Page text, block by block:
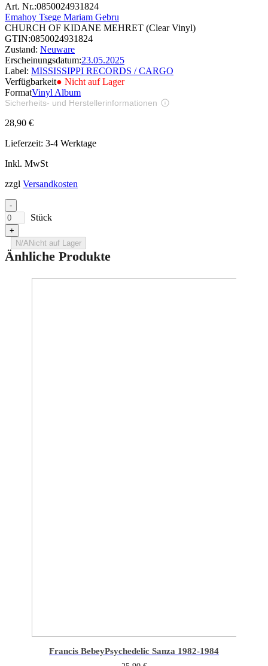
Art. Nr.:0850024931824
Emahoy Tsege Mariam Gebru
CHURCH OF KIDANE MEHRET (Clear Vinyl)
GTIN:0850024931824
Zustand: Neuware
Erscheinungsdatum:23.05.2025
Label: MISSISSIPPI RECORDS / CARGO
Verfügbarkeit● Nicht auf Lager
FormatVinyl Album
Sicherheits- und Herstellerinformationen
28,90 €
Lieferzeit: 3-4 Werktage
Inkl. MwSt
zzgl Versandkosten
-
Stück
+
N/ANicht auf Lager
Änhliche Produkte
Francis BebeyPsychedelic Sanza 1982-1984